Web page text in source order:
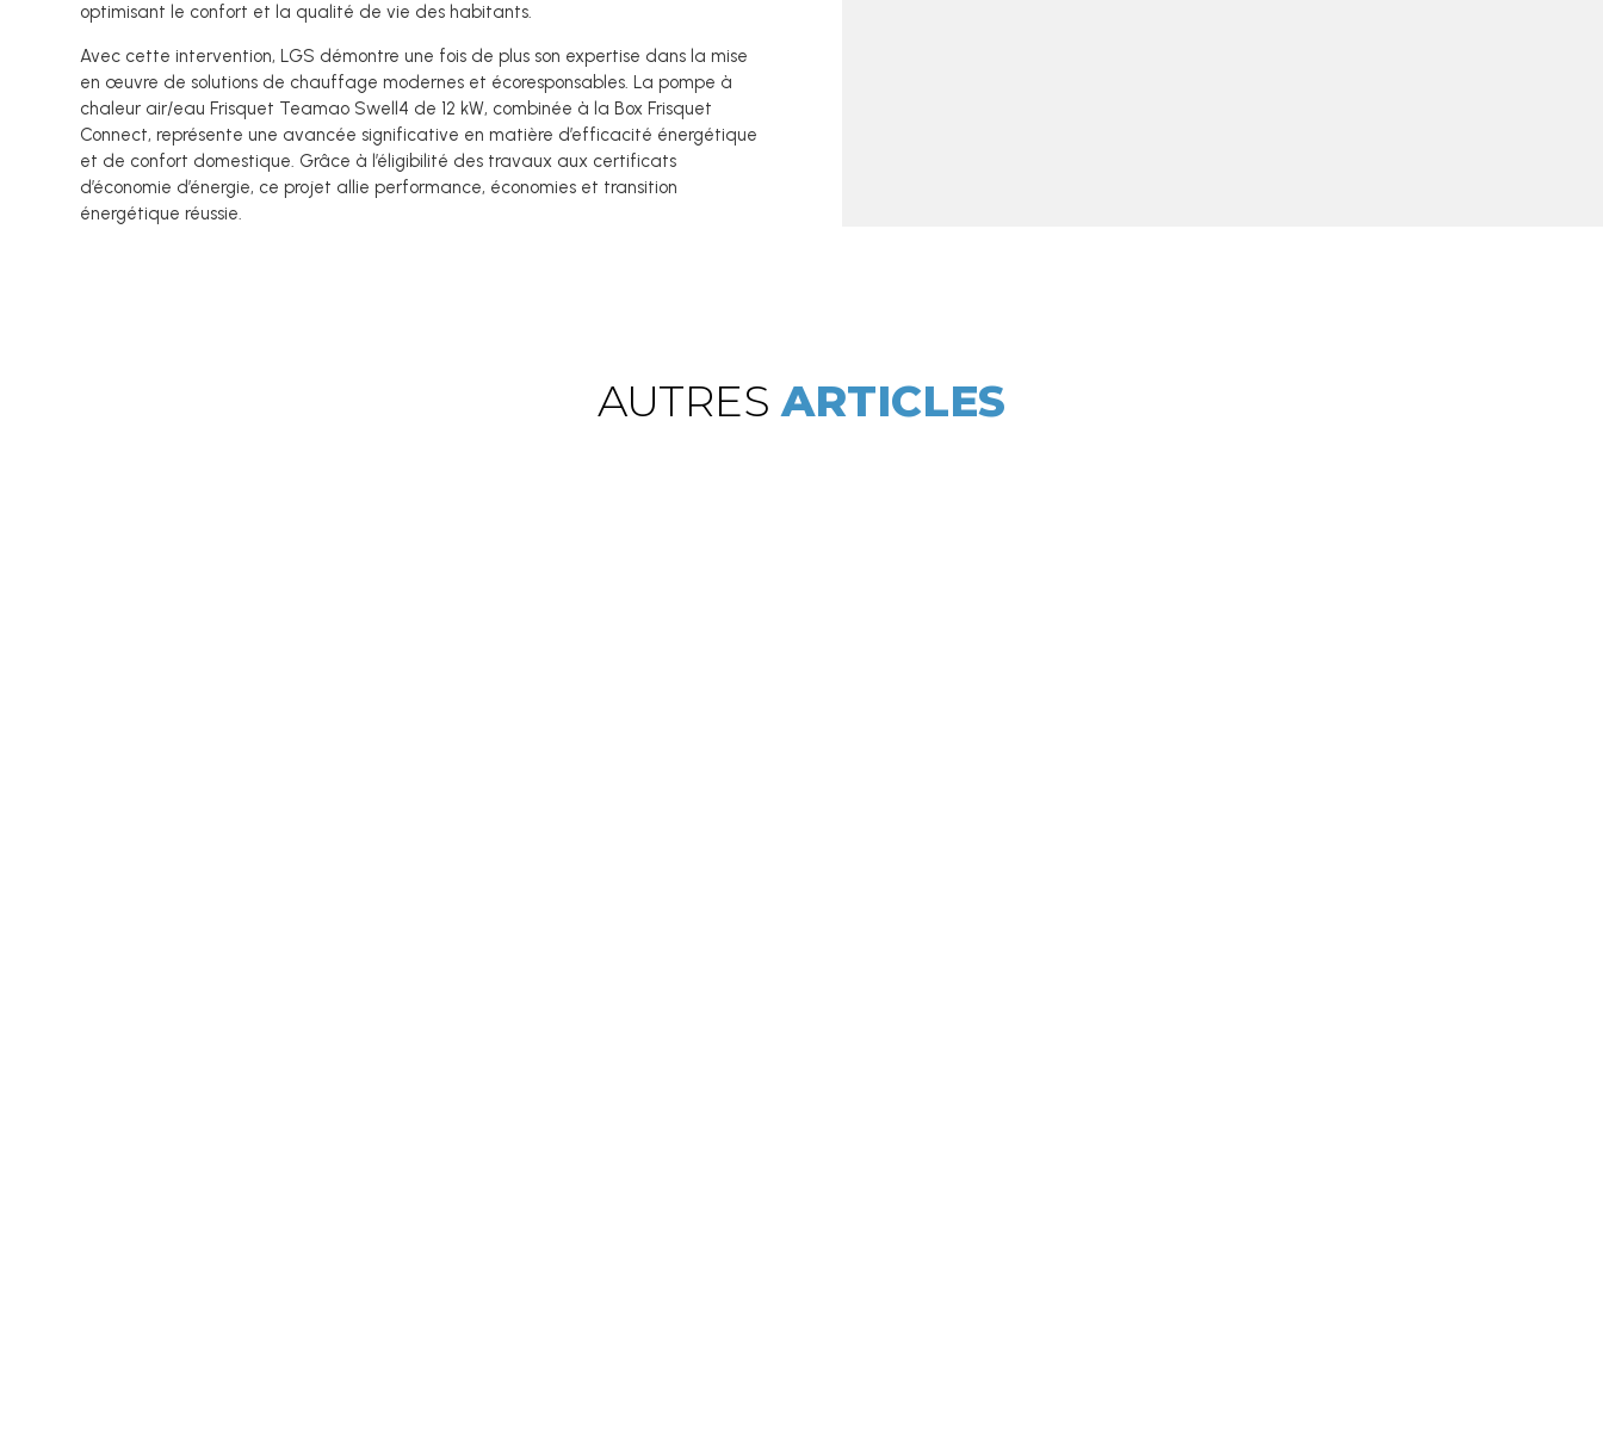
optimisant le confort et la qualité de vie des habitants.
Avec cette intervention, LGS démontre une fois de plus son expertise dans la mise
en œuvre de solutions de chauffage modernes et écoresponsables. La pompe à
chaleur air/eau Frisquet Teamao Swell4 de 12 kW, combinée à la Box Frisquet
Connect, représente une avancée significative en matière d’efficacité énergétique
et de confort domestique. Grâce à l’éligibilité des travaux aux certificats
d’économie d’énergie, ce projet allie performance, économies et transition
énergétique réussie.
AUTRESARTICLES